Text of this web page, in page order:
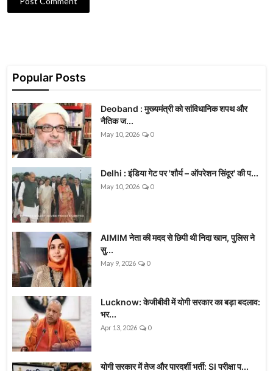
Popular Posts
Deoband : मुख्यमंत्री को सांविधानिक शपथ और
नैतिक ज...
May 10, 2026 0
Delhi : इंडिया गेट पर 'शौर्य – ऑपरेशन सिंदूर' की प...
May 10, 2026 0
AIMIM नेता की मदद से छिपी थी निदा खान, पुलिस ने
सु...
May 9, 2026 0
Lucknow: केजीबीवी में योगी सरकार का बड़ा बदलाव:
भर...
Apr 13, 2026 0
योगी सरकार में तेज और पारदर्शी भर्ती: SI परीक्षा प...